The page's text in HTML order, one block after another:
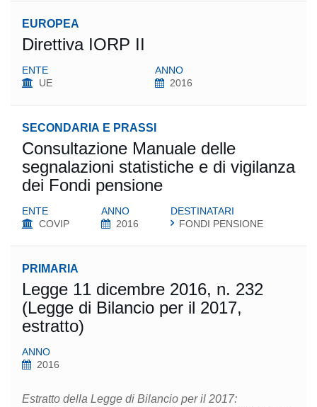
EUROPEA
Direttiva IORP II
ENTE
UE
ANNO
2016
SECONDARIA E PRASSI
Consultazione Manuale delle
segnalazioni statistiche e di vigilanza
dei Fondi pensione
ENTE
COVIP
ANNO
2016
DESTINATARI
FONDI PENSIONE
PRIMARIA
Legge 11 dicembre 2016, n. 232
(Legge di Bilancio per il 2017,
estratto)
ANNO
2016
Estratto della Legge di Bilancio per il 2017: